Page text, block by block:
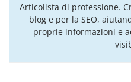
Articolista di professione.
blog e per la SEO,
proprie informazioni e